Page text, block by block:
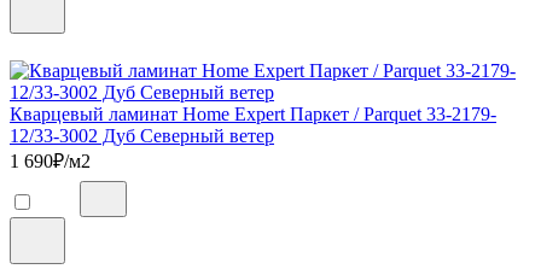
Кварцевый ламинат Home Expert Паркет / Parquet 33-2179-
12/33-3002 Дуб Северный ветер
1 690₽/м2